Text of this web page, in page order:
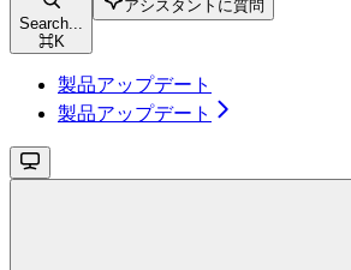
Search...
⌘K
アシスタントに質問
製品アップデート
製品アップデート